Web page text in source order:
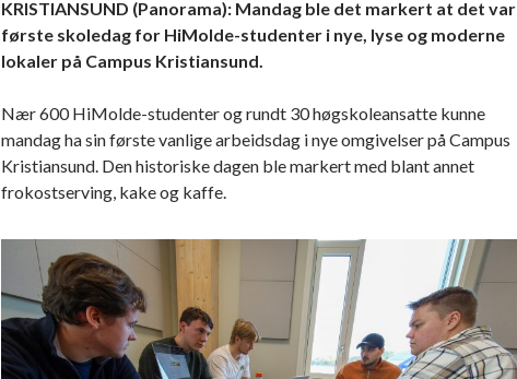
KRISTIANSUND (Panorama): Mandag ble det markert at det var
første skoledag for HiMolde-studenter i nye, lyse og moderne
lokaler på Campus Kristiansund.
Nær 600 HiMolde-studenter og rundt 30 høgskoleansatte kunne
mandag ha sin første vanlige arbeidsdag i nye omgivelser på Campus
Kristiansund. Den historiske dagen ble markert med blant annet
frokostserving, kake og kaffe.